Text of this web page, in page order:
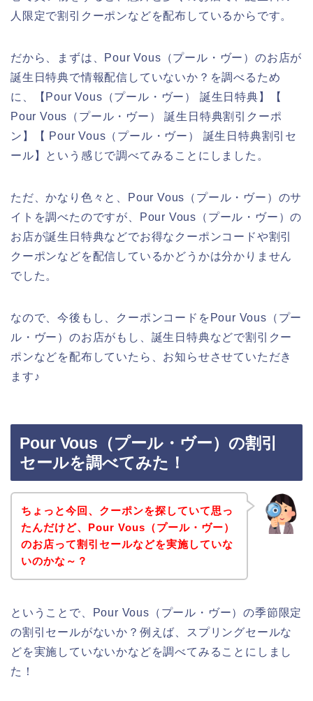
人限定で割引クーポンなどを配布しているからです。
だから、まずは、Pour Vous（プール・ヴー）のお店が
誕生日特典で情報配信していないか？を調べるため
に、【Pour Vous（プール・ヴー） 誕生日特典】【
Pour Vous（プール・ヴー） 誕生日特典割引クーポ
ン】【 Pour Vous（プール・ヴー） 誕生日特典割引セ
ール】という感じで調べてみることにしました。
ただ、かなり色々と、Pour Vous（プール・ヴー）のサ
イトを調べたのですが、Pour Vous（プール・ヴー）の
お店が誕生日特典などでお得なクーポンコードや割引
クーポンなどを配信しているかどうかは分かりません
でした。
なので、今後もし、クーポンコードをPour Vous（プー
ル・ヴー）のお店がもし、誕生日特典などで割引クー
ポンなどを配布していたら、お知らせさせていただき
ます♪
Pour Vous（プール・ヴー）の割引
セールを調べてみた！
ちょっと今回、クーポンを探していて思っ
たんだけど、Pour Vous（プール・ヴー）
のお店って割引セールなどを実施していな
いのかな～？
ということで、Pour Vous（プール・ヴー）の季節限定
の割引セールがないか？例えば、スプリングセールな
どを実施していないかなどを調べてみることにしまし
た！